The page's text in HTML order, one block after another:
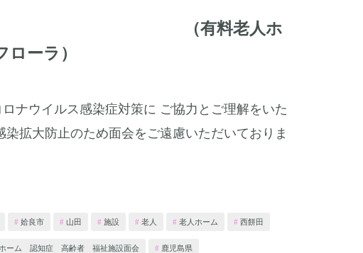
（有料老人ホ
ーラ）
ナウイルス感染症対策に ご協力とご理解をいた
拡大防止のため面会をご遠慮いただいておりま
姶良市 山田 施設 老人 老人ホーム 西餅田
ーム 認知症 高齢者 福祉施設面会 鹿児島県